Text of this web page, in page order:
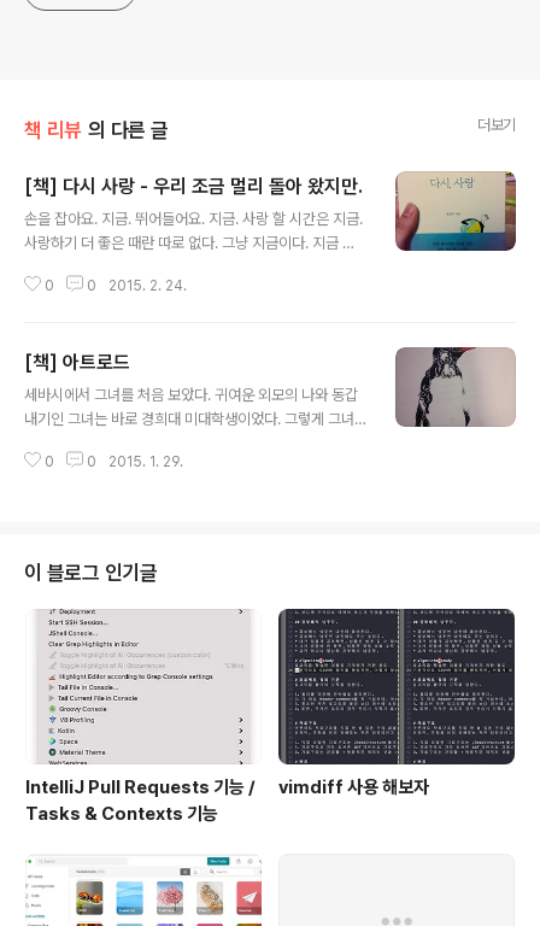
책 리뷰 의 다른 글 더보기
[책] 다시 사랑 - 우리 조금 멀리 돌아 왔지만.
손을 잡아요. 지금. 뛰어들어요. 지금. 사랑 할 시간은 지금.
사랑하기 더 좋은 때란 따로 없다. 그냥 지금이다. 지금 같
겐 사랑이었다. 아직도 답을 알지 못합니다만 저는 계속 사
할 수 있어 오늘 저는 제가 살아 있음이 참 감사합니다. 정
현주 작가의 그래도 사랑을 읽은 독자라면 무조건 찬양하
게 되는 손에 꼽히는 작가가 아닐까 한다. 이 책도 곧 나만
조금씩 조금씩 배워가는거지.책이란 뭐든 배움을 남기니
0 0 2015. 2. 24.
[책] 아트로드
세바시에서 그녀를 처음 보았다. 귀여운 외모의 나와 동갑
내기인 그녀는 바로 경희대 미대학생이었다. 그렇게 그녀
년간 돈을 모아 떠나는 그림여행. 그렇게 그녀는 1년을 계
세계일주 22개월, 사람의 향기를 그리다 @김물길 아트로
드작가 http://youtu.be/rnkf8Uz374g 세바시 15분 (h
ttp://goo.gl/h9Y3G)
0 0 2015. 1. 29.
이 블로그 인기글
IntelliJ Pull Requests 기능 /
Tasks & Contexts 기능
vimdiff 사용 해보자